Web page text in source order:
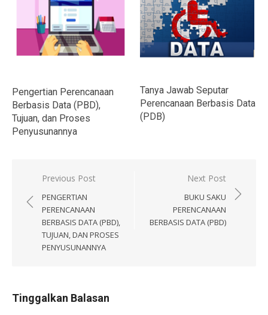
Pengertian Perencanaan
Berbasis Data (PBD),
Tujuan, dan Proses
Penyusunannya
Tanya Jawab Seputar
Perencanaan Berbasis Data
(PDB)
Navigasi
pos
Previous Post
PENGERTIAN
PERENCANAAN
BERBASIS DATA (PBD),
TUJUAN, DAN PROSES
PENYUSUNANNYA
Next Post
BUKU SAKU
PERENCANAAN
BERBASIS DATA (PBD)
Tinggalkan Balasan